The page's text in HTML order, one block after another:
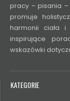
pracy – pisania –
promuje
harmonii ciała i
inspirujące
wskazówki
KATEGORIE